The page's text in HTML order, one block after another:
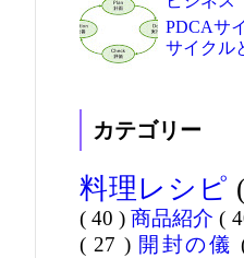
PDCAサ
サイクル
カテゴリー
料理レシピ
( 40 )商品紹介(
( 27 ) 開封の儀